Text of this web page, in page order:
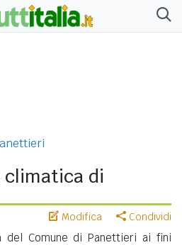
climatica di
Modifica Condividi
del Comune di Panettieri ai fini